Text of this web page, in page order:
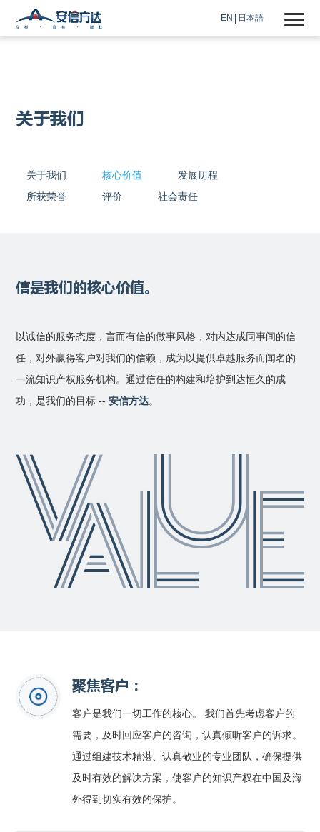
EN 日本語
关于我们
关于我们 核心价值
发展历程
所获荣誉
评价 社会责任
信是我们的核心价值。
以诚信的服务态度，言而有信的做事风格，对内达成同事间的信
任，对外赢得客户对我们的信赖，成为以提供卓越服务而闻名的
一流知识产权服务机构。通过信任的构建和培护到达恒久的成
功，是我们的目标 --安信方达。
聚焦客户：
客户是我们一切工作的核心。 我们首先考虑客户的
需要，及时回应客户的咨询，认真倾听客户的诉求。
通过组建技术精湛、认真敬业的专业团队，确保提供
及时有效的解决方案，使客户的知识产权在中国及海
外得到切实有效的保护。